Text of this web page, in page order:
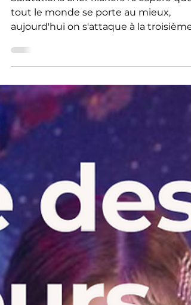
Les pépites vocales de la
musique coréenne - Partie
V : 2012 - 2016
tout le monde se porte au mieux,
aujourd'hui on s'attaque à la troisième
génération d'idol ! Je...